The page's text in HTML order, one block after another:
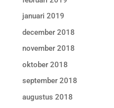
januari 2019
december 2018
november 2018
oktober 2018
september 2018
augustus 2018